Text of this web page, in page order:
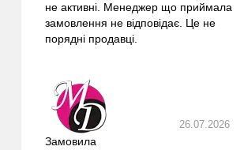
не активні. Менеджер що приймала
замовлення не відповідає. Це не
порядні продавці.
26.07.2026
Замовила